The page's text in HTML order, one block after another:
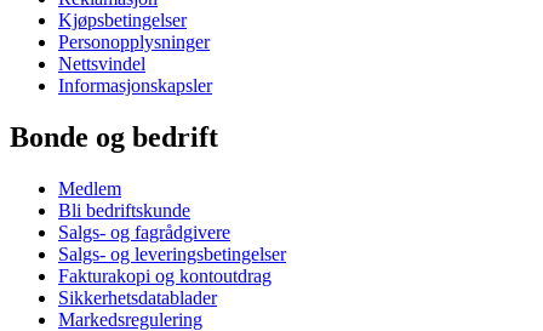
Kjøpsbetingelser
Personopplysninger
Nettsvindel
Informasjonskapsler
Bonde og bedrift
Medlem
Bli bedriftskunde
Salgs- og fagrådgivere
Salgs- og leveringsbetingelser
Fakturakopi og kontoutdrag
Sikkerhetsdatablader
Markedsregulering